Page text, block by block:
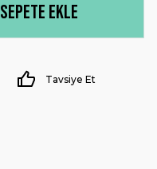
Sepete Ekle
Tavsiye Et